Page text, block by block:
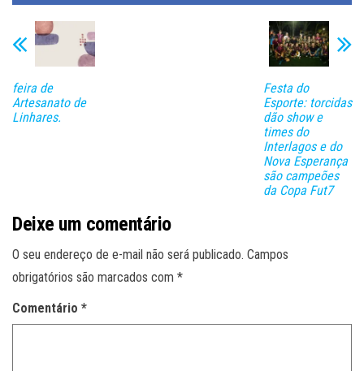
feira de
Artesanato de
Linhares.
Festa do
Esporte: torcidas
dão show e
times do
Interlagos e do
Nova Esperança
são campeões
da Copa Fut7
Deixe um comentário
O seu endereço de e-mail não será publicado. Campos
obrigatórios são marcados com *
Comentário *